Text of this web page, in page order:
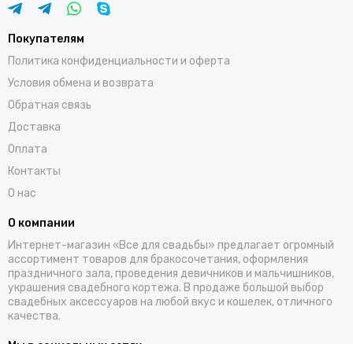
Покупателям
Политика конфиденциальности и оферта
Условия обмена и возврата
Обратная связь
Доставка
Оплата
Контакты
О нас
О компании
Интернет-магазин «Все для свадьбы» предлагает огромный
ассортимент товаров для бракосочетания, оформления
праздничного зала, проведения девичников и мальчишников,
украшения свадебного кортежа. В продаже большой выбор
свадебных аксессуаров на любой вкус и кошелек, отличного
качества.